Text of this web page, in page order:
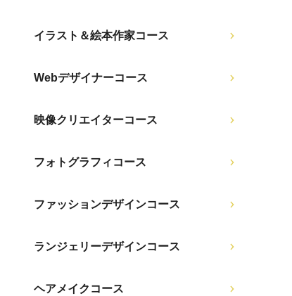
イラスト＆絵本作家コース
Webデザイナーコース
映像クリエイターコース
フォトグラフィコース
ファッションデザインコース
ランジェリーデザインコース
ヘアメイクコース